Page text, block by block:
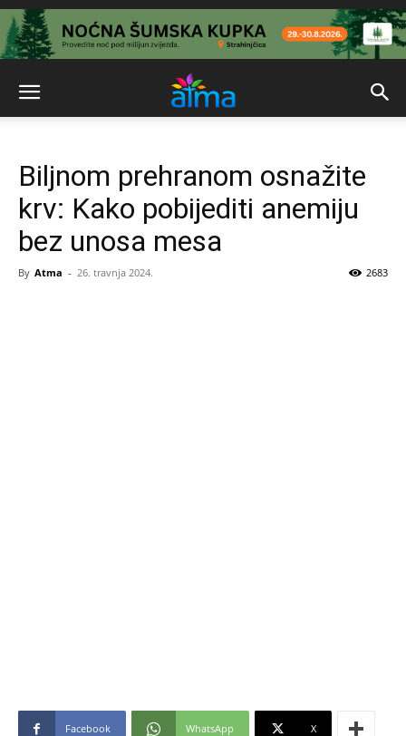
Biljnom prehranom osnažite
krv: Kako pobijediti anemiju
bez unosa mesa
By Atma - 26. travnja 2024. 2683
Facebook WhatsApp X